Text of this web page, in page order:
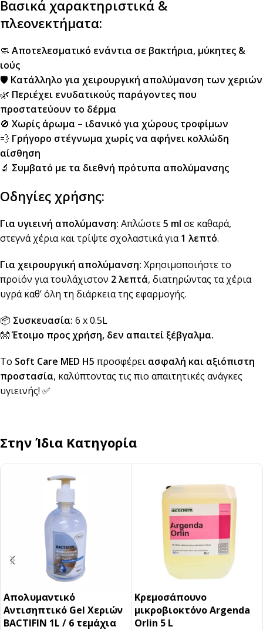
Βασικά χαρακτηριστικά &
πλεονεκτήματα:
🧼 Αποτελεσματικό ενάντια σε βακτήρια, μύκητες &
ιούς
🛡️ Κατάλληλο για χειρουργική απολύμανση των χεριών
🌿 Περιέχει ενυδατικούς παράγοντες που
προστατεύουν το δέρμα
🚫 Χωρίς άρωμα – ιδανικό για χώρους τροφίμων
💨 Γρήγορο στέγνωμα χωρίς να αφήνει κολλώδη
αίσθηση
🔬 Συμβατό με τα διεθνή πρότυπα απολύμανσης
Οδηγίες χρήσης:
Για υγιεινή απολύμανση: Απλώστε5 ml σε καθαρά,
στεγνά χέρια και τρίψτε σχολαστικά για1 λεπτό.
Για χειρουργική απολύμανση: Χρησιμοποιήστε το
προϊόν για τουλάχιστον 2 λεπτά, διατηρώντας τα χέρια
υγρά καθ’ όλη τη διάρκεια της εφαρμογής.
📦 Συσκευασία: 6 x 0.5L
👐Έτοιμο προς χρήση, δεν απαιτεί ξέβγαλμα.
Το Soft Care MED H5 προσφέρει ασφαλή και αξιόπιστη
προστασία, καλύπτοντας τις πιο απαιτητικές ανάγκες
υγιεινής! ✅
Στην Ίδια Κατηγορία
Απολυμαντικό
Αντισηπτικό Gel Χεριών
BACTIFIN 1L / 6 τεμάχια
Κρεμοσάπουνο
μικροβιοκτόνο Argenda
Orlin 5 L